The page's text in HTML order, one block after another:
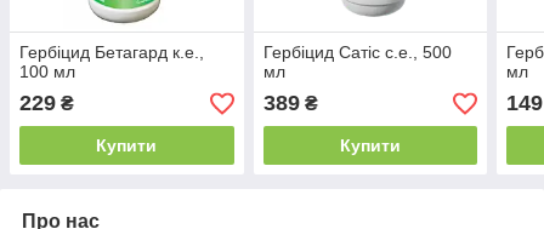
Гербіцид Бетагард к.е.,
100 мл
229 ₴
Купити
Гербіцид Сатіс с.е., 500
мл
389₴
Купити
мл
149
Про нас